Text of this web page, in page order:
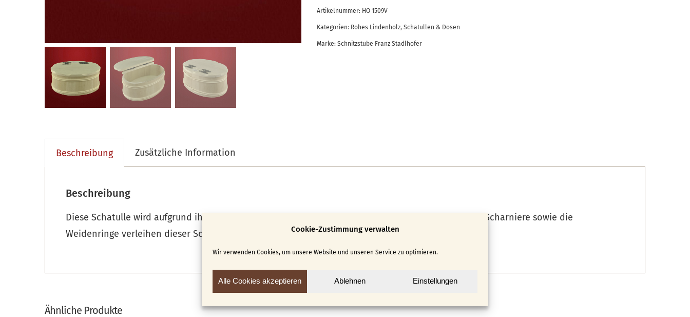
Cookie-Zustimmung verwalten
Wir verwenden Cookies, um unsere Website und unseren Service zu optimieren.
Alle Cookies akzeptieren Ablehnen Einstellungen
Artikelnummer: HO 1509V
Kategorien: Rohes Lindenholz, Schatullen & Dosen
Marke: Schnitzstube Franz Stadlhofer
Beschreibung Zusätzliche Information
Beschreibung
Diese Schatulle wird aufgrund ihrer Form und Größe gerne als Brotdose verwendet. Die markanten Scharniere sowie die
Weidenringe verleihen dieser Schatulle einen rustikalen Charme.
Ähnliche Produkte